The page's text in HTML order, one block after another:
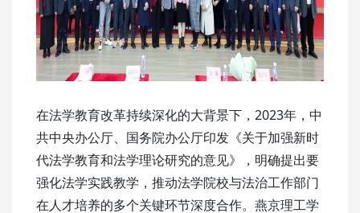
在法学教育改革持续深化的大背景下，2023年，中
共中央办公厅、国务院办公厅印发《关于加强新时
代法学教育和法学理论研究的意见》，明确提出要
强化法学实践教学，推动法学院校与法治工作部门
在人才培养的多个关键环节深度合作。燕京理工学